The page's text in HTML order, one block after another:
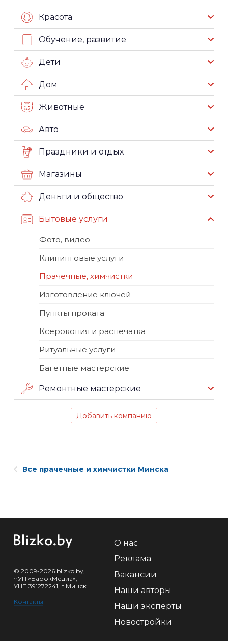
Красота
Обучение, развитие
Дети
Дом
Животные
Авто
Праздники и отдых
Магазины
Деньги и общество
Бытовые услуги
Фото, видео
Клининговые услуги
Прачечные, химчистки
Изготовление ключей
Пункты проката
Ксерокопия и распечатка
Ритуальные услуги
Багетные мастерские
Ремонтные мастерские
Добавить компанию
Все прачечные и химчистки Минска
© 2009-2026 blizko.by,
ЧУП «БарокМедиа»,
УНП 391272241, г.Минск
Контакты
О нас
Реклама
Вакансии
Наши авторы
Наши эксперты
Новостройки